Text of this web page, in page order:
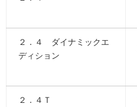
２．４ ダイナミックエ
ディション
２．４Ｔ